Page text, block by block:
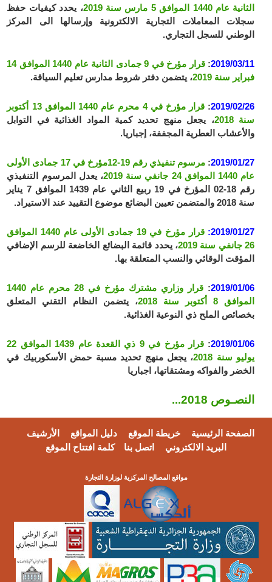
الثانية عام 1440 الموافق 5 مارس سنة 2019
، يحدد كيفيات حفظ
سجلات المعاملات التجارية الالكترونية وإرسالها الى المركز
الوطني للسجل التجاري.
2019/03/11
:
قرار مؤرخ في 9 جمادى الثانية عام 1440 الموافق 14
فبراير سنة 2019
، يتضمن دفتر شروط مدارس تعليم السياقة.
2019/02/26
:
قرار مؤرخ في 4 محرم عام 1440 الموافق 13 أكتوبر
سنة 2018
، يجعل منهج تحديد كمية المواد الغذائية في التوابل
والأعشاب العطرية المجففة، إجباريا.
2019/01/27
:
مرسوم تنفيذي رقم 19-12مؤرخ في 17 جمادى الأولى
عام 1440 الموافق 24 جانفي سنة 2019
، يعدل المرسوم التنفيذي
رقم 18-02 المؤرخ في 19 ربيع الثاني عام 1439 الموافق 7 يناير
سنة 2018 والمتضمن تعيين البضائع موضوع التقييد عند الاستيراد.
2019/01/27:
قرار مؤرخ في 19 جمادى الأولى عام 1440 الموافق
26 جانفي سنة 2019
، يحدد قائمة البضائع الخاضعة للرسم الإضافي
المؤقت الوقائي والنسب المتعلقة بها.
2019/01/06
:
قرار وزاري مشترك مؤرخ في 28 محرم عام 1440
الموافق 8 أكتوبر سنة 2018
، يتضمن النظام التقني المتعلق
بخصائص الملح ذي النوعية الغذائية.
2019/01/06
:
قرار مؤرخ في 9 ذي القعدة عام 1439 الموافق 22
يوليو سنة 2018
، يجعل منهج تحديد مسبة حمض الأسكوربيك في
الخضر والفواكه ومشتقاتها، اجباريا
النصـوص 2018...
الصفحة الرئيسية خريطة الموقع دليل المواقع
الأرشيف
البريد الالكتروني
اتصل بنا كلمة افتتاح الموقع
مواقع المصالح المركزية لوزارة التجارة